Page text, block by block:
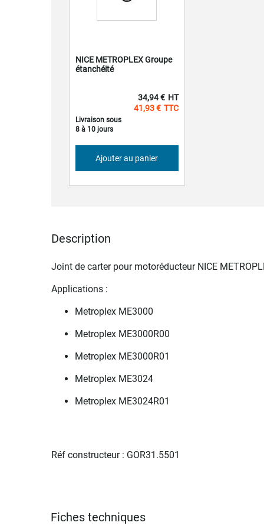
Description
Joint de carter pour motoréducteur NICE
Applications :
Metroplex ME3000
Metroplex ME3000R00
Metroplex ME3000R01
Metroplex ME3024
Metroplex ME3024R01
Réf constructeur : GOR31.5501
Fiches techniques
NICE METROPLEX Groupe
étanchéité
Livraison sous
8 à 10 jours
41,93 €
34,94 €
Ajouter au panier